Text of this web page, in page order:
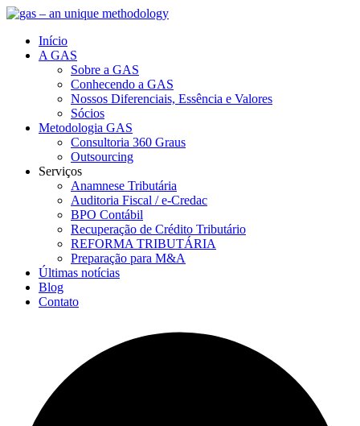
Início
A GAS
Sobre a GAS
Conhecendo a GAS
Nossos Diferenciais, Essência e Valores
Sócios
Metodologia GAS
Consultoria 360 Graus
Outsourcing
Serviços
Anamnese Tributária
Auditoria Fiscal / e-Credac
BPO Contábil
Recuperação de Crédito Tributário
REFORMA TRIBUTÁRIA
Preparação para M&A
Últimas notícias
Blog
Contato